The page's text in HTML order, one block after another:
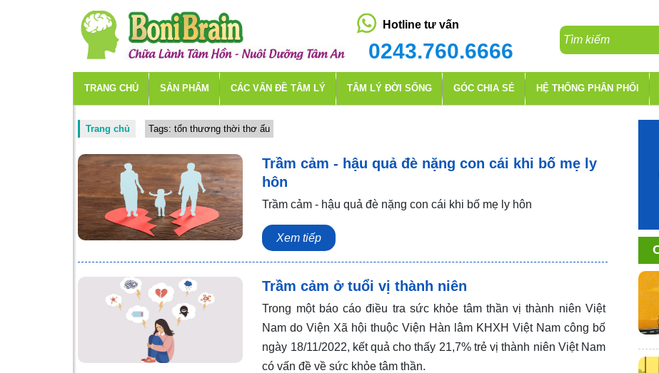
Hotline tư vấn
0243.760.6666
TRANG CHỦ SẢN PHẨM CÁC VẤN ĐỀ TÂM LÝ TÂM LÝ ĐỜI SỐNG GÓC CHIA SẺ HỆ THỐNG PHÂN PHỐI
Trang chủ Tags: tổn thương thời thơ ấu
Trầm cảm - hậu quả đè nặng con cái khi bố mẹ ly
hôn
Trầm cảm - hậu quả đè nặng con cái khi bố mẹ ly hôn
Xem tiếp
Trầm cảm ở tuổi vị thành niên
Trong một báo cáo điều tra sức khỏe tâm thần vị thành niên Việt
Nam do Viện Xã hội thuộc Viện Hàn lâm KHXH Việt Nam công bố
ngày 18/11/2022, kết quả cho thấy 21,7% trẻ vị thành niên Việt Nam
có vấn đề về sức khỏe tâm thần.